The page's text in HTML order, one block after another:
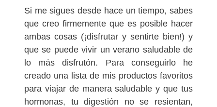
Si me sigues desde hace un tiempo, sabes
que creo firmemente que es posible hacer
ambas cosas (¡disfrutar y sentirte bien!) y
que se puede vivir un verano saludable de
lo más disfrutón. Para conseguirlo he
creado una lista de mis productos favoritos
para viajar de manera saludable y que tus
hormonas, tu digestión no se resientan,